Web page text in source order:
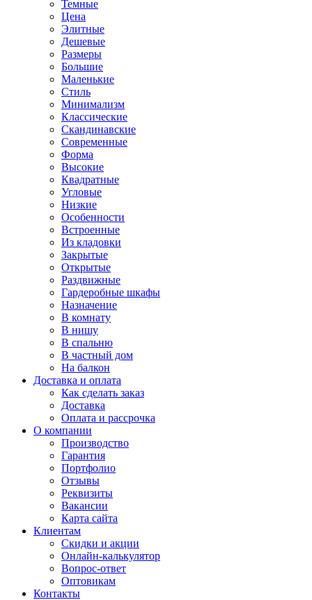
Темные
Цена
Элитные
Дешевые
Размеры
Большие
Маленькие
Стиль
Минимализм
Классические
Скандинавские
Современные
Форма
Высокие
Квадратные
Угловые
Низкие
Особенности
Встроенные
Из кладовки
Закрытые
Открытые
Раздвижные
Гардеробные шкафы
Назначение
В комнату
В нишу
В спальню
В частный дом
На балкон
Доставка и оплата
Как сделать заказ
Доставка
Оплата и рассрочка
О компании
Производство
Гарантия
Портфолио
Отзывы
Реквизиты
Вакансии
Карта сайта
Клиентам
Скидки и акции
Онлайн-калькулятор
Вопрос-ответ
Оптовикам
Контакты